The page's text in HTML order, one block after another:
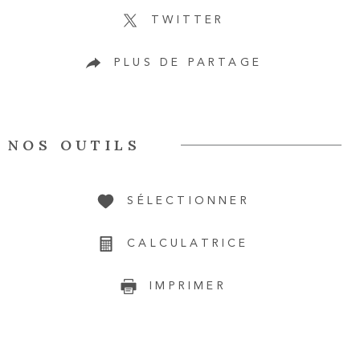
TWITTER
PLUS DE PARTAGE
NOS OUTILS
SÉLECTIONNER
CALCULATRICE
IMPRIMER